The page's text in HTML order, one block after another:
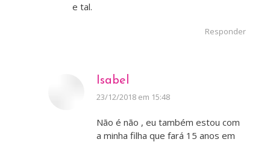
e tal.
Responder
Isabel
disse:
23/12/2018 em 15:48
Não é não , eu também estou com
a minha filha que fará 15 anos em